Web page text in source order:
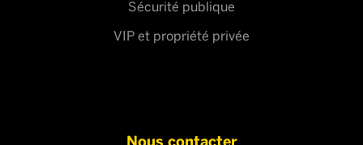
Sécurité publique
VIP et propriété privée